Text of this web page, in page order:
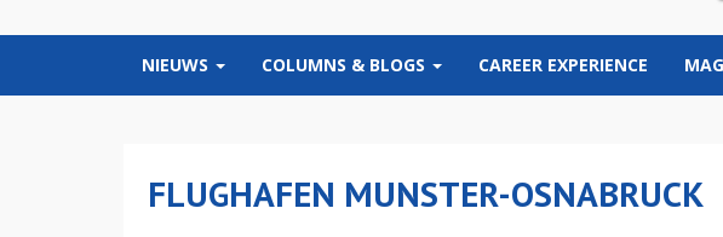
NIEUWS COLUMNS & BLOGS CAREER EXPERIENCE
FLUGHAFEN MUNSTER-OSNABRUCK